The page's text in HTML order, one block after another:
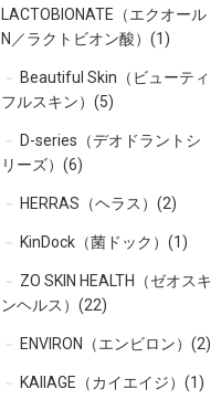
LACTOBIONATE（エクオール
N／ラクトビオン酸）(1)
Beautiful Skin（ビューティ
フルスキン）(5)
D-series（デオドラントシ
リーズ）(6)
HERRAS（ヘラス）(2)
KinDock（菌ドック）(1)
ZO SKIN HEALTH（ゼオスキ
ンヘルス）(22)
ENVIRON（エンビロン）(2)
KAIIAGE（カイエイジ）(1)